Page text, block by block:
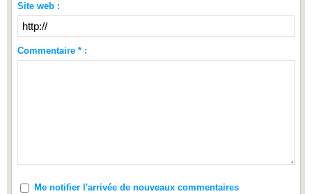
Site web :
Commentaire * :
Me notifier l'arrivée de nouveaux commentaires